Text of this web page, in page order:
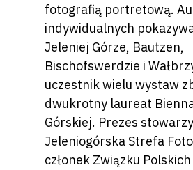
fotografią portretową.
indywidualnych
Jeleniej Górze, Bautzen,
Bischofswerdzie i
uczestnik wielu wystaw
dwukrotny laureat
Górskiej. Prezes
Jeleniogórska Strefa
członek Związku